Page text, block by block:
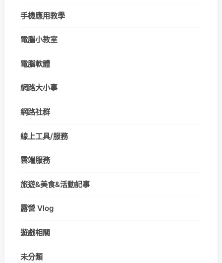
手機應用教學
電腦小教室
電腦軟體
網路大小事
網路社群
線上工具/服務
雲端服務
旅遊&美食&活動記事
露營 Vlog
遊戲相關
未分類